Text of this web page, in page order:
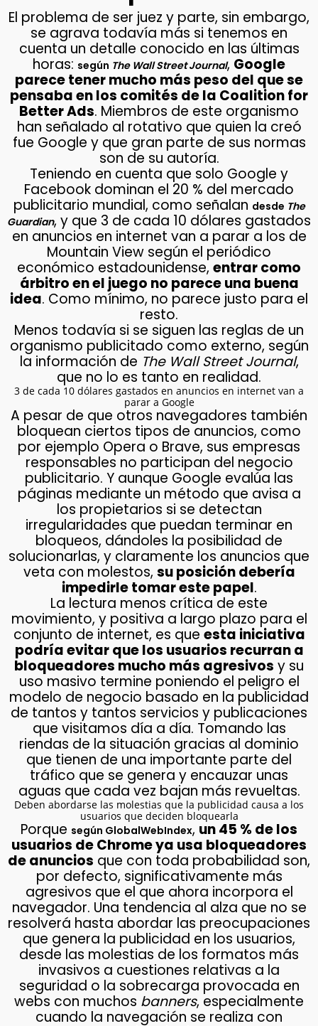
El problema de ser juez y parte, sin embargo,
se agrava todavía más si tenemos en
cuenta un detalle conocido en las últimas
horas: según The Wall Street Journal, Google
parece tener mucho más peso del que se
pensaba en los comités de la Coalition for
Better Ads. Miembros de este organismo
han señalado al rotativo que quien la creó
fue Google y que gran parte de sus normas
son de su autoría.
Teniendo en cuenta que solo Google y
Facebook dominan el 20 % del mercado
publicitario mundial, como señalan desde The
Guardian, y que 3 de cada 10 dólares gastados
en anuncios en internet van a parar a los de
Mountain View según el periódico
económico estadounidense, entrar como
árbitro en el juego no parece una buena
idea. Como mínimo, no parece justo para el
resto.
Menos todavía si se siguen las reglas de un
organismo publicitado como externo, según
la información de The Wall Street Journal,
que no lo es tanto en realidad.
3 de cada 10 dólares gastados en anuncios en internet van a
parar a Google
A pesar de que otros navegadores también
bloquean ciertos tipos de anuncios, como
por ejemplo Opera o Brave, sus empresas
responsables no participan del negocio
publicitario. Y aunque Google evalúa las
páginas mediante un método que avisa a
los propietarios si se detectan
irregularidades que puedan terminar en
bloqueos, dándoles la posibilidad de
solucionarlas, y claramente los anuncios que
veta con molestos, su posición debería
impedirle tomar este papel.
La lectura menos crítica de este
movimiento, y positiva a largo plazo para el
conjunto de internet, es que esta iniciativa
podría evitar que los usuarios recurran a
bloqueadores mucho más agresivos y su
uso masivo termine poniendo el peligro el
modelo de negocio basado en la publicidad
de tantos y tantos servicios y publicaciones
que visitamos día a día. Tomando las
riendas de la situación gracias al dominio
que tienen de una importante parte del
tráfico que se genera y encauzar unas
aguas que cada vez bajan más revueltas.
Deben abordarse las molestias que la publicidad causa a los
usuarios que deciden bloquearla
Porque según GlobalWebIndex, un 45 % de los
usuarios de Chrome ya usa bloqueadores
de anuncios que con toda probabilidad son,
por defecto, significativamente más
agresivos que el que ahora incorpora el
navegador. Una tendencia al alza que no se
resolverá hasta abordar las preocupaciones
que genera la publicidad en los usuarios,
desde las molestias de los formatos más
invasivos a cuestiones relativas a la
seguridad o la sobrecarga provocada en
webs con muchos banners, especialmente
cuando la navegación se realiza con